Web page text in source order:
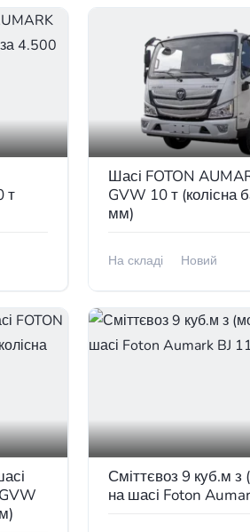
т
Шасі FOTON
GVW 10 т (колісна
мм)
На складі
Новий
Сміттєвоз 9 куб.м з
на шасі Foton